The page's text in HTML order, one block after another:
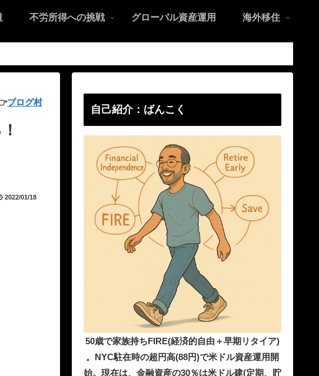
不労所得への挑戦 グローバル資産運用 海外移住
ブログ村
2022/01/18
自己紹介：ばんこく
50歳で家族持ちFIRE(経済的自由＋早期リタイア)
。NYC駐在時の超円高(88円)で米ドル資産運用開
始。現在は、金融資産の30％は米ドル建(定期、貯